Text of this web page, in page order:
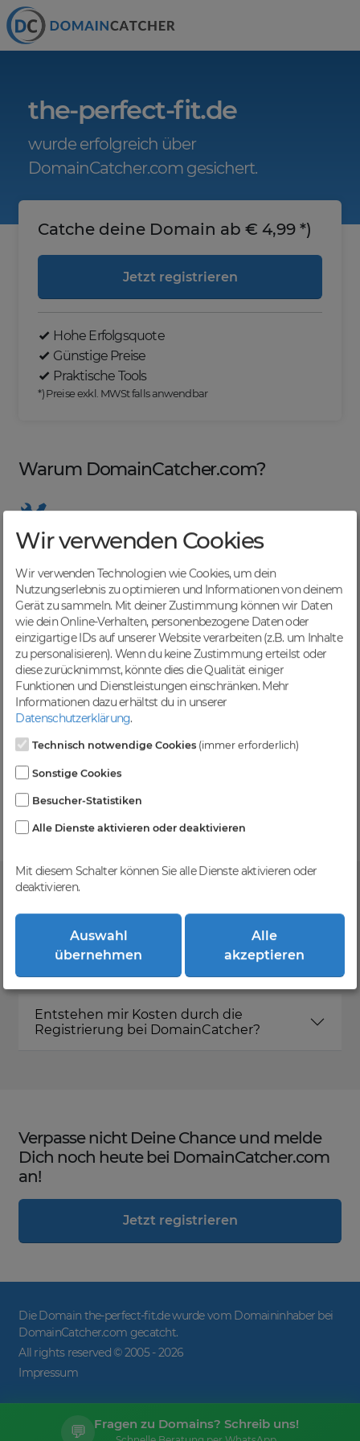
the-perfect-fit.de
wurde erfolgreich über
DomainCatcher.com gesichert.
Warum DomainCatcher.com?
Nützliche Tools
Von Domainern für Domainer entwickelt, mit
übersichtlichen Listen für effizientes Management
Günstige Preise
Backorders bereits ab € 4,99. Je nach deinem Tier-
Level und zzgl. MwSt falls anwendbar
Kein Gebotsverfahren
Einfaches System - Deine Orders werden nach dem
Catche deine Domain ab € 4,99 *)
Jetzt registrieren
Hohe Erfolgsquote
Günstige Preise
Praktische Tools
*) Preise exkl. MWSt falls anwendbar
FAQ
Was ist DomainCatcher?
Entstehen mir Kosten durch die
Registrierung bei DomainCatcher?
Verpasse nicht Deine Chance und melde
Dich noch heute bei DomainCatcher.com
an!
Jetzt registrieren
Die Domain the-perfect-fit.de wurde vom Domaininhaber bei
DomainCatcher.com gecatcht.
All rights reserved © 2005 -2026
Impressum
💬 Fragen zu Domains? Schreib uns!
Wir verwenden Cookies
Wir verwenden Technologien wie Cookies, um dein
Nutzungserlebnis zu optimieren und Informationen von deinem
Gerät zu sammeln. Mit deiner Zustimmung können wir Daten
wie dein Online-Verhalten, personenbezogene Daten oder
einzigartige IDs auf unserer Website verarbeiten (z.B. um Inhalte
zu personalisieren). Wenn du keine Zustimmung erteilst oder
diese zurücknimmst, könnte dies die Qualität einiger
Funktionen und Dienstleistungen einschränken. Mehr
Informationen dazu erhältst du in unserer
Datenschutzerklärung.
Technisch notwendige Cookies (immer erforderlich)
Sonstige Cookies
Besucher-Statistiken
Alle Dienste aktivieren oder deaktivieren
Mit diesem Schalter können Sie alle Dienste aktivieren oder
deaktivieren.
Auswahl
übernehmen
Alle
akzeptieren